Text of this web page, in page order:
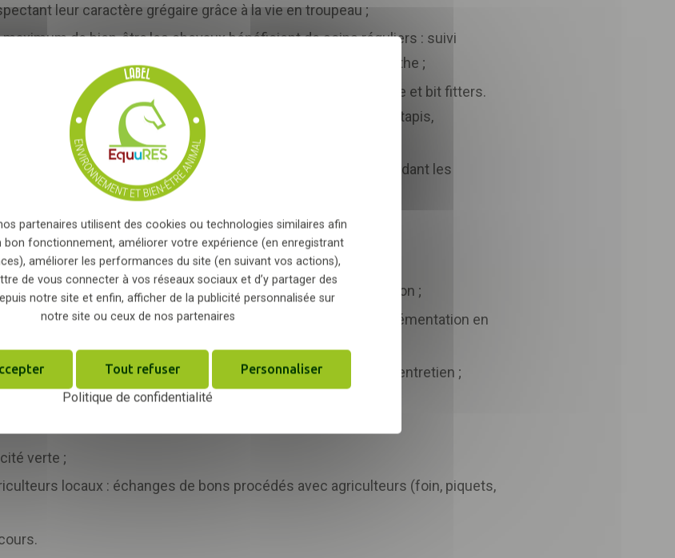
leur caractère grégaire grâce à la vie en troupeau ;
de bien-être,les chevaux bénéficient de soins réguliers : suivi
séances de shiatsu, communication animale et naturopathe ;
le matériel adapté à chaque individu sur les conseils de saddle et bit fitters.
adapté spécifiquement à sa morphologie (selle, sangle, tapis,
;
"posturale" afin de limiter l'inconfort lié au cavalier pendant les
également au cœur des préoccupations de la structure :
et céréales dans un rayon entre 10 et 30 km de l'exploitation ;
aliments en privilégiant une culture raisonnée et une complémentation en
et utilisation de produits bio et non chimiques pour l’entretien ;
humides présentes sur l'exploitation ;
verte ;
locaux : échanges de bons procédés avec agriculteurs (foin, piquets,
que les informations saisies soient exploitées dans le cadre de la
TÉLÉCHARGER
partenaires utilisent des cookies ou technologies similaires afin
bon fonctionnement, améliorer votre expérience (en enregistrant
améliorer les performances du site (en suivant vos actions),
de vous connecter à vos réseaux sociaux et d’y partager des
notre site et enfin, afficher de la publicité personnalisée sur
notre site ou ceux de nos partenaires
Tout refuser Personnaliser
Politique de confidentialité
Masquer le bandeau